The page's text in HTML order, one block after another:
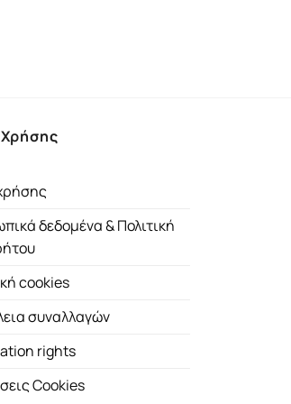
δεδομένα & Πολιτική
cookies
συναλλαγών
rights
Cookies